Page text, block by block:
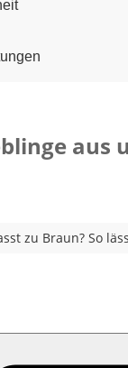
aus
zu Braun? So